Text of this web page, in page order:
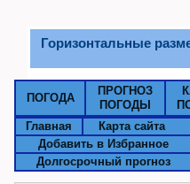
Горизонтальные
ПОГОДА
ПРОГНОЗ
ПОГОДЫ
Главная Карта сайта
Добавить в Избранное
Долгосрочный прогноз